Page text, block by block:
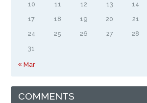
10
11 12 13 14
17
18 19 20 21
24
25 26 27 28
31
« Mar
COMMENTS